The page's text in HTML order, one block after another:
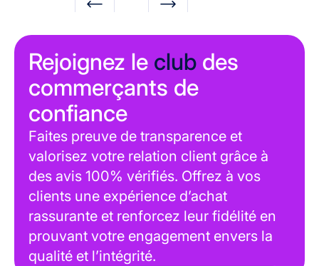
Rejoignez le club des
commerçants de
confiance
Faites preuve de transparence et
valorisez votre relation client grâce à
des avis 100% vérifiés. Offrez à vos
clients une expérience d’achat
rassurante et renforcez leur fidélité en
prouvant votre engagement envers la
qualité et l’intégrité.